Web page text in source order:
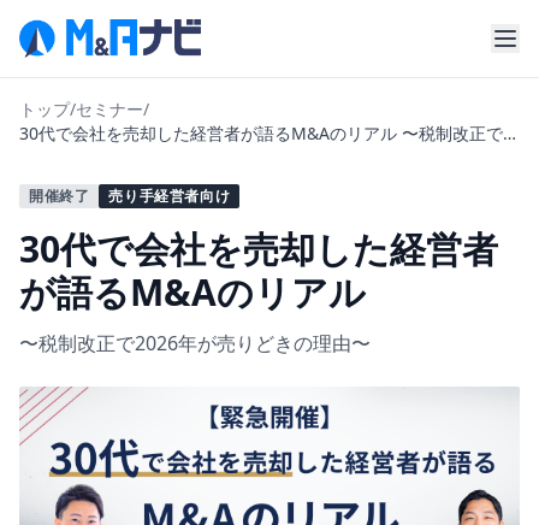
トップ/セミナー/
30代で会社を売却した経営者が語るM&Aのリアル 〜税制改正で
開催終了 売り手経営者向け
30代で会社を売却した経営者
が語るM&Aのリアル
〜税制改正で2026年が売りどきの理由〜